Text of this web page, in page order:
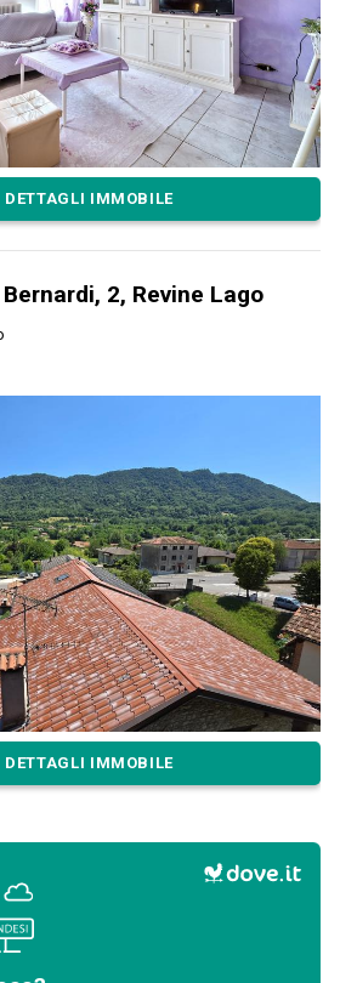
DETTAGLI IMMOBILE
2, Revine Lago
DETTAGLI IMMOBILE